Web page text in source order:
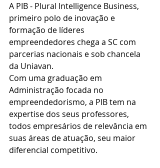
A PIB - Plural Intelligence Business,
primeiro polo de inovação e
formação de líderes
empreendedores chega a SC com
parcerias nacionais e sob chancela
da Uniavan.
Com uma graduação em
Administração focada no
empreendedorismo, a PIB tem na
expertise dos seus professores,
todos empresários de relevância em
suas áreas de atuação, seu maior
diferencial competitivo.